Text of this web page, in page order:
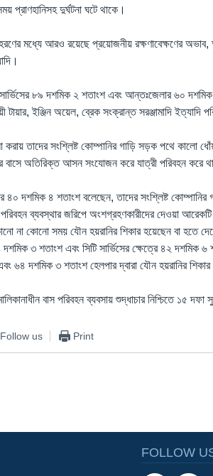
প্রাণহানিসহ দুর্ঘটনা ঘটে থাকে।
মধ্যে আরও রয়েছে প্রয়োজনীয় রক্ষণাবেক্ষণের
৮৯ দশমিক ২ শতাংশ এবং আন্তঃজেলার ৬০ দশমিক
টায়ার, ইঞ্জিন অয়েল, ব্রেক সংক্রান্ত সরঞ্জামাদি ইত্যাদি
করায় তাদের সংশ্লিষ্ট কোম্পানির গাড়ি সড়ক পথে কালো
বাসে অতিরিক্ত আসন সংযোজন করে যাত্রী পরিবহন করে
৪০ দশমিক ৪ শতাংশ বলেছেন, তাদের সংশ্লিষ্ট
ব্যবস্থার জরিপে অংশগ্রহণকারীদের দেওয়া
না কোনো সময় যৌন হয়রানির শিকার হয়েছেন বা হতে
৩ শতাংশ এবং সিটি সার্ভিসের ক্ষেত্রে ৪২ দশমিক ৬
৬৪ দশমিক ৩ শতাংশ হেলপার দ্বারা যৌন হয়রানির
বাস পরিবহন ব্যবসায় শুদ্ধাচার নিশ্চিতে ১৫ দফা
Follow us Print
FOLLOW